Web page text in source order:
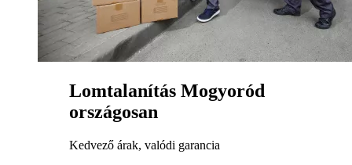
Lomtalanítás Mogyoród
országosan
Kedvező árak, valódi garancia